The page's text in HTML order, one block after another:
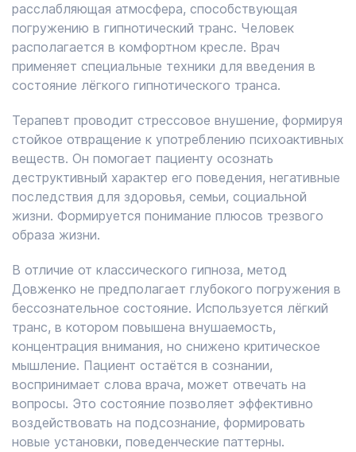
расслабляющая атмосфера, способствующая
погружению в гипнотический транс. Человек
располагается в комфортном кресле. Врач
применяет специальные техники для введения в
состояние лёгкого гипнотического транса.
Терапевт проводит стрессовое внушение, формируя
стойкое отвращение к употреблению психоактивных
веществ. Он помогает пациенту осознать
деструктивный характер его поведения, негативные
последствия для здоровья, семьи, социальной
жизни. Формируется понимание плюсов трезвого
образа жизни.
В отличие от классического гипноза, метод
Довженко не предполагает глубокого погружения в
бессознательное состояние. Используется лёгкий
транс, в котором повышена внушаемость,
концентрация внимания, но снижено критическое
мышление. Пациент остаётся в сознании,
воспринимает слова врача, может отвечать на
вопросы. Это состояние позволяет эффективно
воздействовать на подсознание, формировать
новые установки, поведенческие паттерны.